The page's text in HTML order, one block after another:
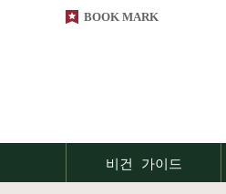
BOOK MARK
비건 가이드